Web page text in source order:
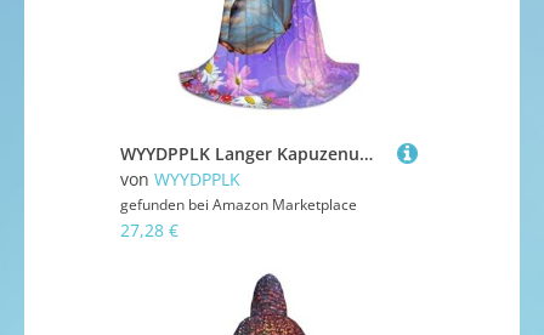
WYYDPPLK Langer Kapuzenumhang für Teenager, Blumen, bunter Schmetterlingsdruck, Cosplay, Rolle, Party, Halloween-Kostüme
von WYYDPPLK
gefunden bei Amazon Marketplace
27,28 €